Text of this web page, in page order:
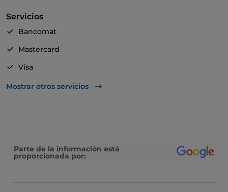
Servicios
Bancomat
Mastercard
Visa
Acceso para inválidos
Wi-Fi
Mostrar otros servicios
Parte de la información está
proporcionada por: